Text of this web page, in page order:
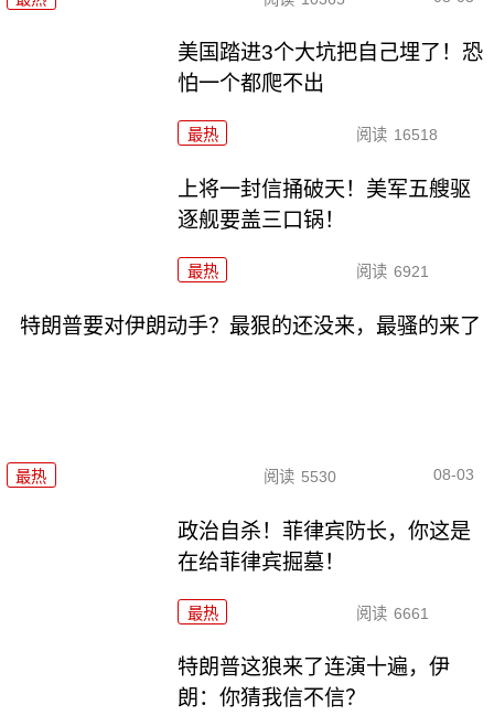
美国踏进3个大坑把自己埋了！恐
怕一个都爬不出
最热 阅读 16518
上将一封信捅破天！美军五艘驱
逐舰要盖三口锅！
最热 阅读 6921
特朗普要对伊朗动手？最狠的还没来，最骚的来了
最热 阅读 5530 08-03
政治自杀！菲律宾防长，你这是
在给菲律宾掘墓！
最热 阅读 6661
特朗普这狼来了连演十遍，伊
朗：你猜我信不信？